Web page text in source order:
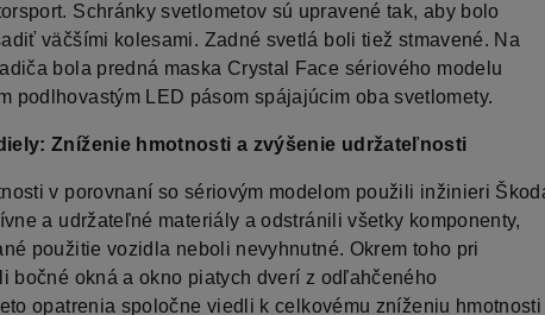
Schránky svetlometov sú upravené tak, aby bolo
väčšími kolesami. Zadné svetlá boli tiež stmavené. Na
bola predná maska Crystal Face sériového modelu
podlhovastým LED pásom spájajúcim oba svetlomety.
Zníženie hmotnosti a zvýšenie udržateľnosti
v porovnaní so sériovým modelom použili inžinieri
a udržateľné materiály a odstránili všetky komponenty,
použitie vozidla neboli nevyhnutné. Okrem toho pri
bočné okná a okno piatych dverí z odľahčeného
opatrenia spoločne viedli k celkovému zníženiu hmotnosti